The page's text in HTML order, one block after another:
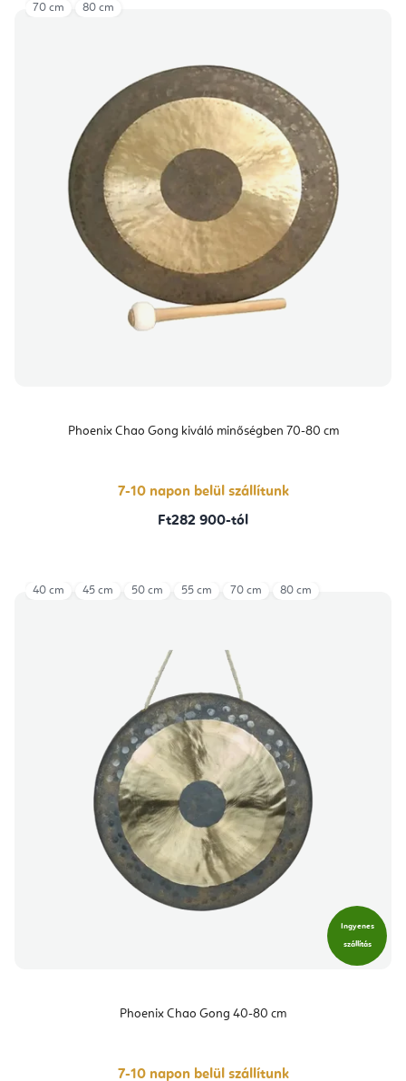
Phoenix Chao Gong kiváló minőségben 70-80 cm
7-10 napon belül szállítunk
Ft282 900-tól
70 cm 80 cm
Ingyenes
szállítás
Phoenix Chao Gong 40-80 cm
7-10 napon belül szállítunk
40 cm 45 cm 50 cm 55 cm 70 cm 80 cm